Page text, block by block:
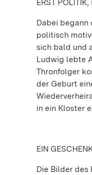
ERST POLITIK,
Dabei begann
politisch
sich bald und
Ludwig lebte
Thronfolger
der Geburt
in ein Kloster
EIN
Die Bilder des